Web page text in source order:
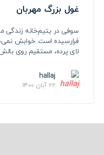
غول بزرگ مهربان
سوفی در یتیم‌خانه
فرارسیده است. خوابش
لای پرده، مستقیم روی
hallaj
22 آبان 1400